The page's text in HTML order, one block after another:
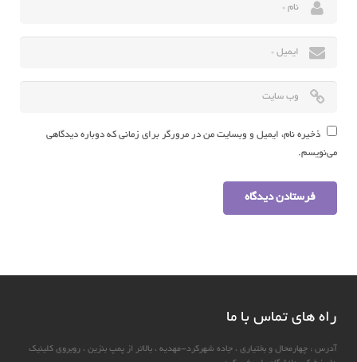
ذخیره نام، ایمیل و وبسایت من در مرورگر برای زمانی که دوباره دیدگاهی
می‌نویسم.
راه های تماس با ما
آدرس : چهارمحال و بختياري ، جاده شهركرد-مهديه ، بالاتر از پمپ بنزين ، روبروي كلينيك